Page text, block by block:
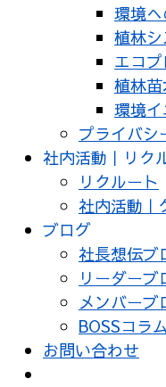
環境
植林
エコ
植林
環境
プライバシ
社内活動｜リク
リクルート
社内活動｜
ブログ
社長想伝ブ
リーダーブ
メンバーブ
BOSSコラム
お問い合わせ